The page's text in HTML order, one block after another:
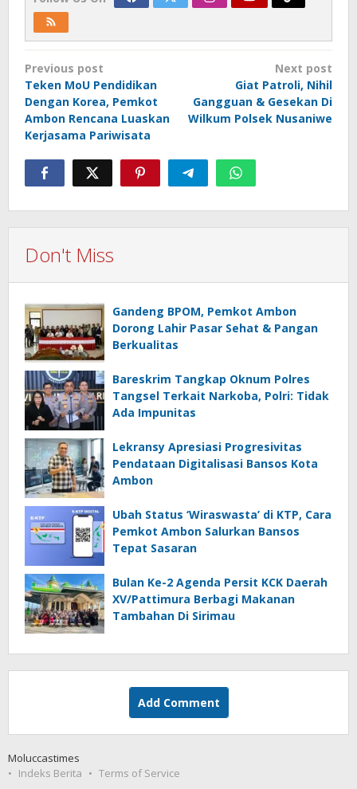
Post
navigation
Previous post
Teken MoU Pendidikan
Dengan Korea, Pemkot
Ambon Rencana Luaskan
Kerjasama Pariwisata
Next post
Giat Patroli, Nihil
Gangguan & Gesekan Di
Wilkum Polsek Nusaniwe
Don't Miss
Gandeng BPOM, Pemkot Ambon
Dorong Lahir Pasar Sehat & Pangan
Berkualitas
Bareskrim Tangkap Oknum Polres
Tangsel Terkait Narkoba, Polri: Tidak
Ada Impunitas
Lekransy Apresiasi Progresivitas
Pendataan Digitalisasi Bansos Kota
Ambon
Ubah Status ‘Wiraswasta’ di KTP, Cara
Pemkot Ambon Salurkan Bansos
Tepat Sasaran
Bulan Ke-2 Agenda Persit KCK Daerah
XV/Pattimura Berbagi Makanan
Tambahan Di Sirimau
Add Comment
Moluccastimes
Indeks Berita
Terms of Service